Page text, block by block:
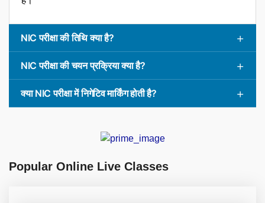
NIC परीक्षा की तिथि क्या है?
NIC परीक्षा की चयन प्रक्रिया क्या है?
क्या NIC परीक्षा में निगेटिव मार्किंग होती है?
Popular Online Live Classes